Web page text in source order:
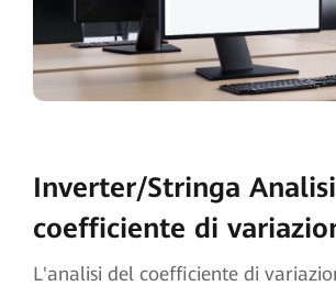
Inverter/Stringa
coefficiente di
L'analisi del coefficiente di